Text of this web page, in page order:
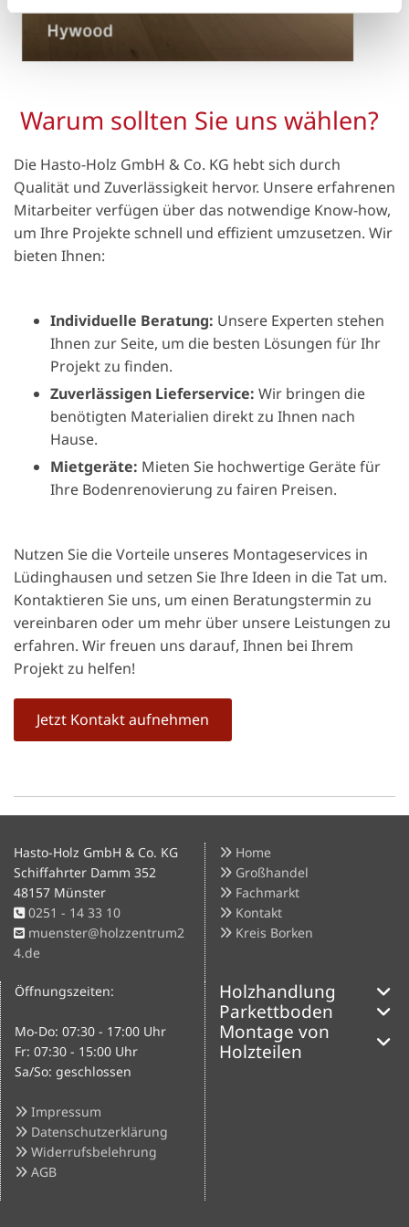
Warum sollten Sie uns wählen?
Die Hasto-Holz GmbH & Co. KG hebt sich durch
Qualität und Zuverlässigkeit hervor. Unsere erfahrenen
Mitarbeiter verfügen über das notwendige Know-how,
um Ihre Projekte schnell und effizient umzusetzen. Wir
bieten Ihnen:
Individuelle Beratung: Unsere Experten stehen
Ihnen zur Seite, um die besten Lösungen für Ihr
Projekt zu finden.
Zuverlässigen Lieferservice: Wir bringen die
benötigten Materialien direkt zu Ihnen nach
Hause.
Mietgeräte: Mieten Sie hochwertige Geräte für
Ihre Bodenrenovierung zu fairen Preisen.
Nutzen Sie die Vorteile unseres Montageservices in
Lüdinghausen und setzen Sie Ihre Ideen in die Tat um.
Kontaktieren Sie uns, um einen Beratungstermin zu
vereinbaren oder um mehr über unsere Leistungen zu
erfahren. Wir freuen uns darauf, Ihnen bei Ihrem
Projekt zu helfen!
Jetzt Kontakt aufnehmen
Hasto-Holz GmbH & Co. KG
Schiffahrter Damm 352
48157 Münster
 0251 - 14 33 10
 muenster@holzzentrum2
4.de
 Home
 Großhandel
 Fachmarkt
 Kontakt
 Kreis Borken
Öffnungszeiten:
Mo-Do: 07:30 - 17:00 Uhr
Fr: 07:30 - 15:00 Uhr
Sa/So: geschlossen
 Impressum
 Datenschutzerklärung
 Widerrufsbelehrung
 AGB
Holzhandlung
Parkettboden
Montage von
Holzteilen